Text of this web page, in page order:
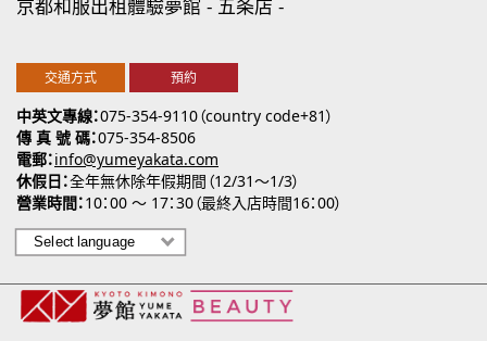
中英文專線 075-354-9110（country code+81）
傳 真 號 碼 075-354-8506
電郵 info@yumeyakata.com
休假日 全年無休除年假期間（12/31～1/3）
營業時間 10：00 ～ 17：30（最終入店時間16：00）
京都和服出租體驗夢館 五条店
交通方式 預約